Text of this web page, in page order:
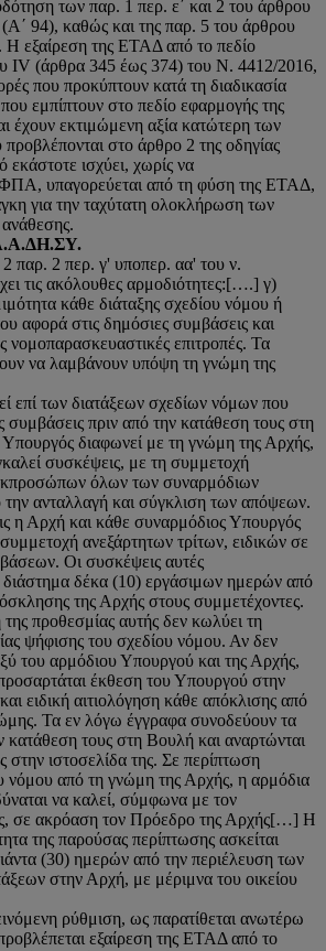
των παρ. 1 περ. ε΄ και 2 του άρθρου
94), καθώς και της παρ. 5 του άρθρου
εξαίρεση της ΕΤΑΔ από το πεδίο
IV (άρθρα 345 έως 374) του Ν. 4412/2016,
που προκύπτουν κατά τη διαδικασία
εμπίπτουν στο πεδίο εφαρμογής της
έχουν εκτιμώμενη αξία κατώτερη των
στο άρθρο 2 της οδηγίας
ισχύει, χωρίς να
ΦΠΑ, υπαγορεύεται από τη φύση της ΕΤΑΔ,
για την ταχύτατη ολοκλήρωση των
παρ. 2 περ. γ' υποπερ. αα' του ν.
τις ακόλουθες αρμοδιότητες:[….] γ)
κάθε διάταξης σχεδίου νόμου ή
αφορά στις δημόσιες συμβάσεις και
νομοπαρασκευαστικές επιτροπές. Τα
να λαμβάνουν υπόψη τη γνώμη της
επί των διατάξεων σχεδίων νόμων που
συμβάσεις πριν από την κατάθεση τους στη
διαφωνεί με τη γνώμη της Αρχής,
συσκέψεις, με τη συμμετοχή
όλων των συναρμόδιων
ανταλλαγή και σύγκλιση των απόψεων.
η Αρχή και κάθε συναρμόδιος Υπουργός
ανεξάρτητων τρίτων, ειδικών σε
Οι συσκέψεις αυτές
διάστημα δέκα (10) εργάσιμων ημερών από
της Αρχής στους συμμετέχοντες.
προθεσμίας αυτής δεν κωλύει τη
ψήφισης του σχεδίου νόμου. Αν δεν
του αρμόδιου Υπουργού και της Αρχής,
έκθεση του Υπουργού στην
ειδική αιτιολόγηση κάθε απόκλισης από
Τα εν λόγω έγγραφα συνοδεύουν τα
κατάθεση τους στη Βουλή και αναρτώνται
στην ιστοσελίδα της. Σε περίπτωση
νόμου από τη γνώμη της Αρχής, η αρμόδια
να καλεί, σύμφωνα με τον
σε ακρόαση τον Πρόεδρο της Αρχής[…] Η
της παρούσας περίπτωσης ασκείται
(30) ημερών από την περιέλευση των
στην Αρχή, με μέριμνα του οικείου
ρύθμιση, ως παρατίθεται ανωτέρω
εξαίρεση της ΕΤΑΔ από το